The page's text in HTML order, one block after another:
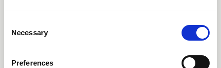
Selection
Necessary
Preferences
servent ensemble de données de connexion afin de
garantir que la bonne personne utilise le site web sur
la base des informations fournies. Nous avons
vérifier et confirmer la création de votre compte